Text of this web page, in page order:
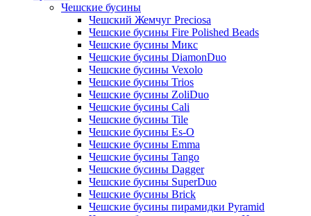
Чешские бусины
Чешский Жемчуг Preciosa
Чешские бусины Fire Polished Beads
Чешские бусины Микс
Чешские бусины DiamonDuo
Чешские бусины Vexolo
Чешские бусины Trios
Чешские бусины ZoliDuo
Чешские бусины Cali
Чешские бусины Tile
Чешские бусины Es-O
Чешские бусины Emma
Чешские бусины Tango
Чешские бусины Dagger
Чешские бусины SuperDuo
Чешские бусины Brick
Чешские бусины пирамидки Pyramid